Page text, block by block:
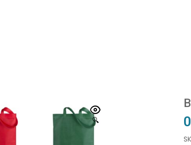
🔍